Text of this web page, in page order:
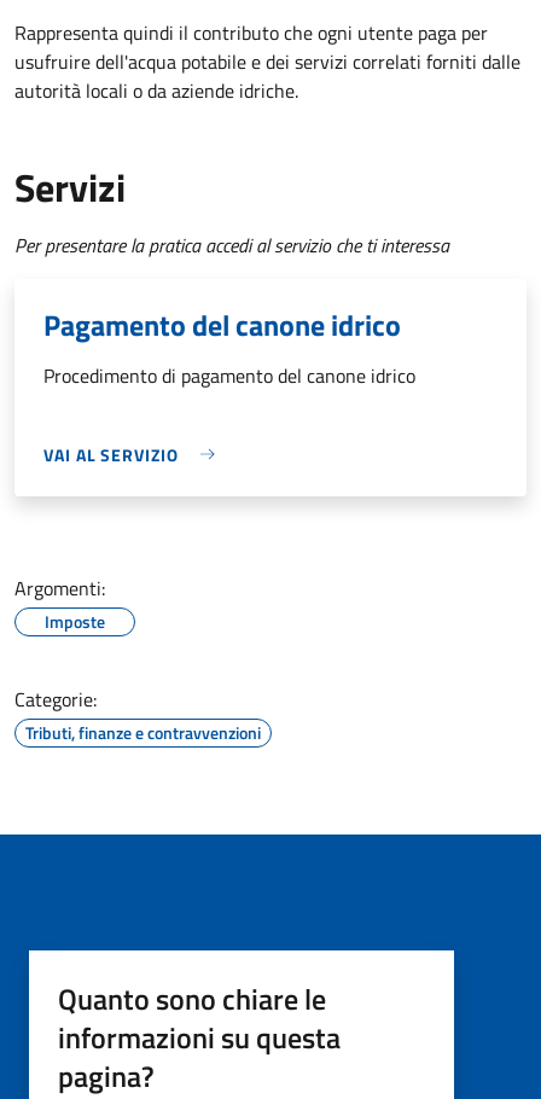
Rappresenta quindi il contributo che ogni utente paga per
usufruire dell'acqua potabile e dei servizi correlati forniti dalle
autorità locali o da aziende idriche.
Servizi
Per presentare la pratica accedi al servizio che ti interessa
Pagamento del canone idrico
Procedimento di pagamento del canone idrico
VAI AL SERVIZIO
Argomenti:
Imposte
Categorie:
Tributi, finanze e contravvenzioni
Quanto sono chiare le
informazioni su questa
pagina?